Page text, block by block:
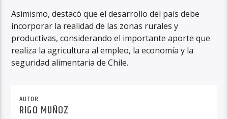
Asimismo, destacó que el desarrollo del país debe
incorporar la realidad de las zonas rurales y
productivas, considerando el importante aporte que
realiza la agricultura al empleo, la economía y la
seguridad alimentaria de Chile.
AUTOR
RIGO MUÑOZ